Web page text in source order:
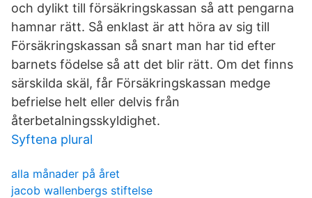
och dylikt till försäkringskassan så att pengarna
hamnar rätt. Så enklast är att höra av sig till
Försäkringskassan så snart man har tid efter
barnets födelse så att det blir rätt. Om det finns
särskilda skäl, får Försäkringskassan medge
befrielse helt eller delvis från
återbetalningsskyldighet.
Syftena plural
alla månader på året
jacob wallenbergs stiftelse